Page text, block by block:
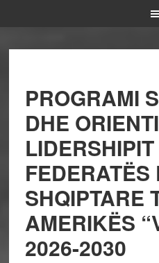
PROGRAMI
DHE
FEDERATËS
SHQIPTARE
AMERIKËS
2026-2030